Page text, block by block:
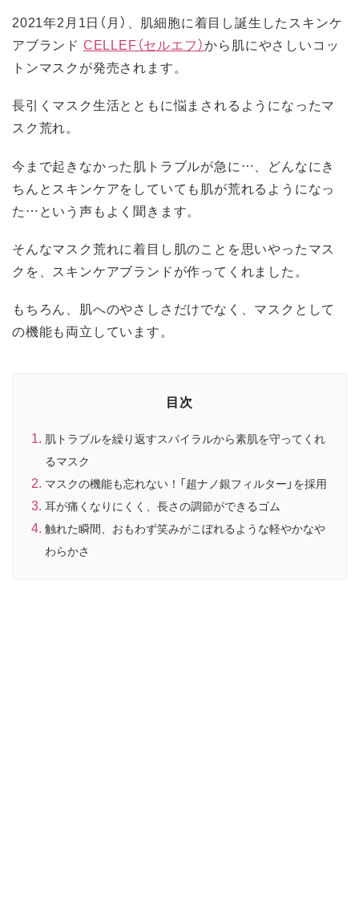
2021年2月1日（月）、肌細胞に着目し誕生したスキンケ
アブランド CELLEF（セルエフ）から肌にやさしいコッ
トンマスクが発売されます。
長引くマスク生活とともに悩まされるようになったマ
スク荒れ。
今まで起きなかった肌トラブルが急に…、どんなにき
ちんとスキンケアをしていても肌が荒れるようになっ
た…という声もよく聞きます。
そんなマスク荒れに着目し肌のことを思いやったマス
クを、スキンケアブランドが作ってくれました。
もちろん、肌へのやさしさだけでなく、マスクとして
の機能も両立しています。
目次
肌トラブルを繰り返すスパイラルから素肌を守ってくれ
るマスク
マスクの機能も忘れない！「超ナノ銀フィルター」を採用
耳が痛くなりにくく、長さの調節ができるゴム
触れた瞬間、おもわず笑みがこぼれるような軽やかなや
わらかさ